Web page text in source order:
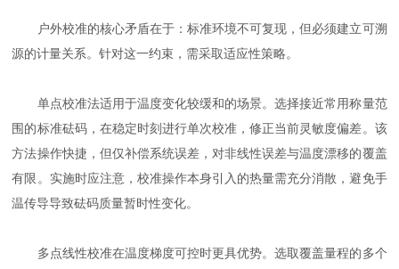
户外校准的核心矛盾在于：标准环境不可复现，但必须建立可溯
源的计量关系。针对这一约束，需采取适应性策略。
单点校准法适用于温度变化较缓和的场景。选择接近常用称量范
围的标准砝码，在稳定时刻进行单次校准，修正当前灵敏度偏差。该
方法操作快捷，但仅补偿系统误差，对非线性误差与温度漂移的覆盖
有限。实施时应注意，校准操作本身引入的热量需充分消散，避免手
温传导导致砝码质量暂时性变化。
多点线性校准在温度梯度可控时更具优势。选取覆盖量程的多个